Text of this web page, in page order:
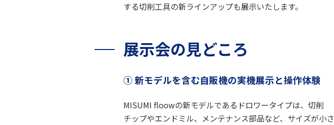
する切削工具の新ラインアップも展示いたします。
展示会の見どころ
① 新モデルを含む自販機の実機展示と操作体験
MISUMI floowの新モデルであるドロワータイプは、切削
チップやエンドミル、メンテナンス部品など、サイズが小さ